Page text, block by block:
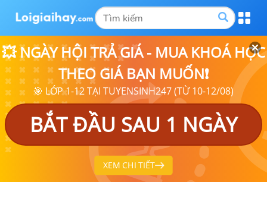
💥 NGÀY HỘI TRẢ GIÁ - MUA KHOÁ HỌC
THEO GIÁ BẠN MUỐN❗
🎯 LỚP 1-12 TẠI TUYENSINH247 (TỪ 10-12/08)
BẮT ĐẦU SAU 1 NGÀY
XEM CHI TIẾT